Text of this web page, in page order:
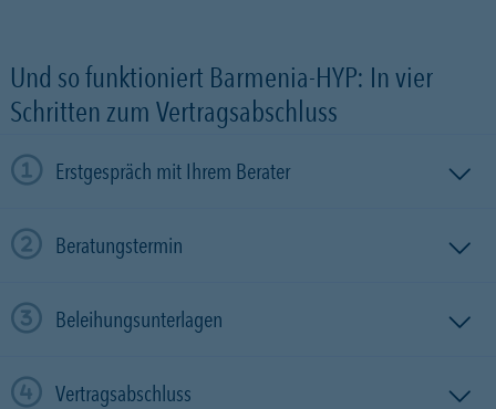
Und so funktioniert Barmenia-HYP: In vier
Schritten zum Vertragsabschluss
Erstgespräch mit Ihrem Berater
Beratungstermin
Beleihungsunterlagen
Vertragsabschluss